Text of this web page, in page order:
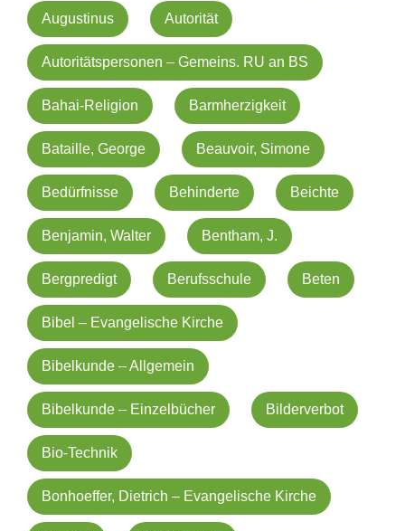
Augustinus Autorität
Autoritätspersonen – Gemeins. RU an BS
Bahai-Religion Barmherzigkeit
Bataille, George Beauvoir, Simone
Bedürfnisse Behinderte Beichte
Benjamin, Walter Bentham, J.
Bergpredigt Berufsschule Beten
Bibel – Evangelische Kirche
Bibelkunde – Allgemein
Bibelkunde – Einzelbücher Bilderverbot
Bio-Technik
Bonhoeffer, Dietrich – Evangelische Kirche